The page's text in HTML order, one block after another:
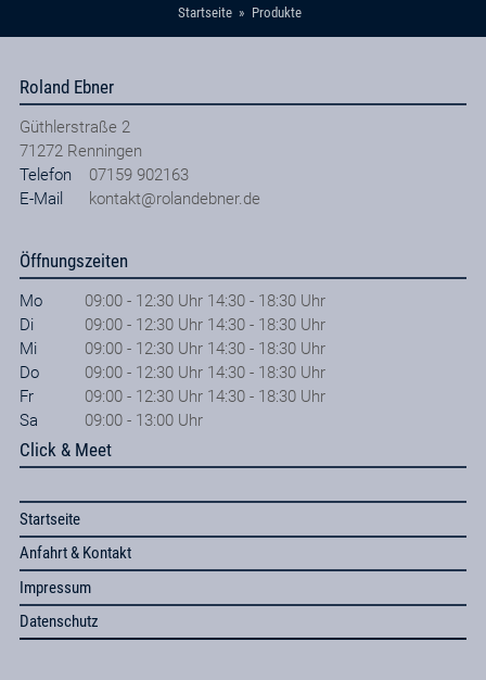
Startseite Produkte
Roland Ebner
Güthlerstraße 2
71272 Renningen
Telefon
07159 902163
E-Mail
kontakt@rolandebner.de
Öffnungszeiten
Mo
09:00 - 12:30 Uhr 14:30 - 18:30 Uhr
Di
09:00 - 12:30 Uhr 14:30 - 18:30 Uhr
Mi
09:00 - 12:30 Uhr 14:30 - 18:30 Uhr
Do
09:00 - 12:30 Uhr 14:30 - 18:30 Uhr
Fr
09:00 - 12:30 Uhr 14:30 - 18:30 Uhr
Sa
09:00 - 13:00 Uhr
Click & Meet
Startseite
Anfahrt & Kontakt
Impressum
Datenschutz